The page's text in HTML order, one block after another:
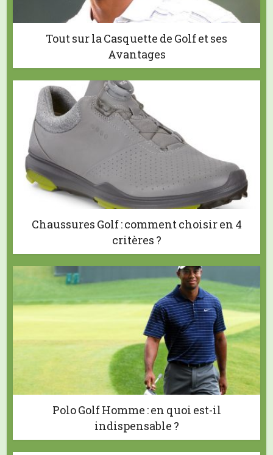
Tout sur la Casquette de Golf et ses
Avantages
Chaussures Golf : comment choisir en 4
critères ?
Polo Golf Homme : en quoi est-il
indispensable ?